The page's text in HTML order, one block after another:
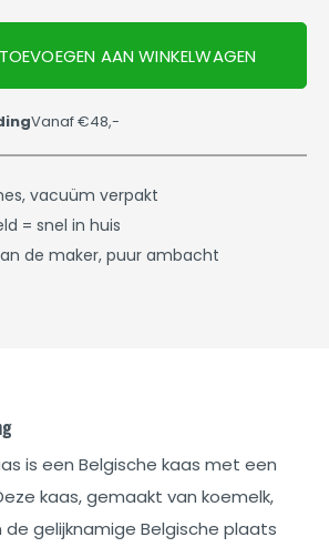
TOEVOEGEN AAN WINKELWAGEN
Vanaf €48,-
vacuüm verpakt
= snel in huis
de maker, puur ambacht
is een Belgische kaas met een
kaas, gemaakt van koemelk,
gelijknamige Belgische plaats